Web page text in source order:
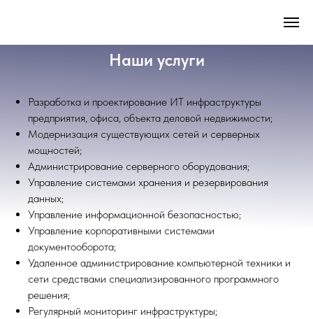
Наши услуги
Разработка и проектирование ИТ инфраструктуры
предприятия, офиса, объекта деловой недвижимости;
Модернизация существующих сетей и серверных
мощностей;
​Администрирование серверного оборудования;
​Управление системами хранения и резервирования
данных;
Управление информационной безопасностью;
Управление корпоративными системами
документооборота;
Удаленное администрирование компьютерной техники и
сети средствами специализированного программного
решения;
Регулярный мониторинг инфраструктуры;